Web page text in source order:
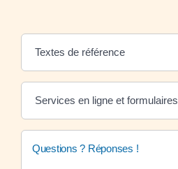
Textes de référence
Services en ligne et formulaires
Questions ? Réponses !